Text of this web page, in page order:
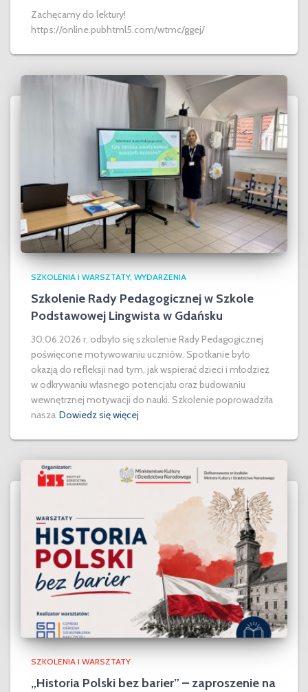
Zachęcamy do lektury!
https://online.pubhtml5.com/wtmc/ggej/
SZKOLENIA I WARSZTATY WYDARZENIA
Szkolenie Rady Pedagogicznej w Szkole
Podstawowej Lingwista w Gdańsku
30.06.2026 r. odbyło się szkolenie Rady Pedagogicznej
poświęcone motywowaniu uczniów. Spotkanie było
okazją do refleksji nad tym, jak wspierać dzieci i młodzież
w odkrywaniu własnego potencjału oraz budowaniu
wewnętrznej motywacji do nauki. Szkolenie poprowadziła
nasza Dowiedz się więcej
SZKOLENIA I WARSZTATY
„Historia Polski bez barier” – zaproszenie na